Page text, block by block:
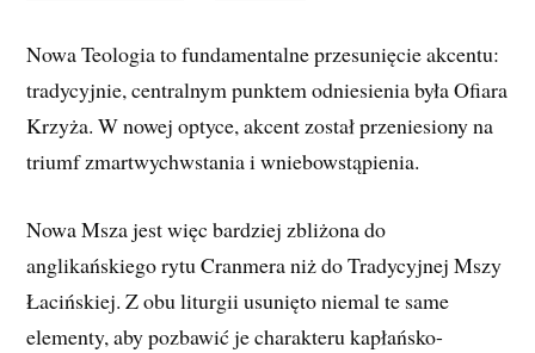
Nowa Teologia to fundamentalne przesunięcie akcentu:
tradycyjnie, centralnym punktem odniesienia była Ofiara
Krzyża. W nowej optyce, akcent został przeniesiony na
triumf zmartwychwstania i wniebowstąpienia.
Nowa Msza jest więc bardziej zbliżona do
anglikańskiego rytu Cranmera niż do Tradycyjnej Mszy
Łacińskiej. Z obu liturgii usunięto niemal te same
elementy, aby pozbawić je charakteru kapłańsko-